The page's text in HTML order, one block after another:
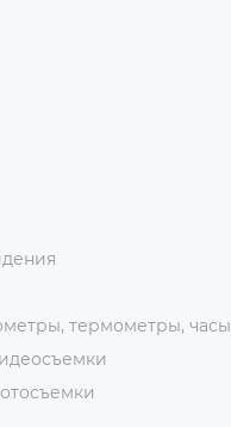
термометры, часы